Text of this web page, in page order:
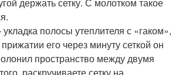
держать сетку. С молотком такое
полосы утеплителя с «гаком»,
его через минуту сеткой он
пространство между двумя